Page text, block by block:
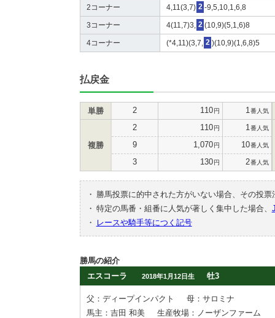
2コーナー 4,11(3,7) 2 -9,5,10,1,6,8
3コーナー 4(11,7)3, 2 (10,9)(5,1,6)8
4コーナー (*4,11)(3,7, 2 )(10,9)(1,6,8)5
払戻金
単勝 2 110円 1 番人気
複勝
2 110円 1 番人気
9 1,070円 10番人気
3 130円 2番人気
・
勝馬投票に的中された方がいない場合、その投
・ 特定の馬番・組番に人気が著しく集中した場合、
・
レースや騎手等につく記号
勝馬の紹介
エスコーラ
2018年1月12日生 牡3
父：ディープインパクト
母：サロミナ
馬主：吉田 和美
生産牧場：ノーザンファーム